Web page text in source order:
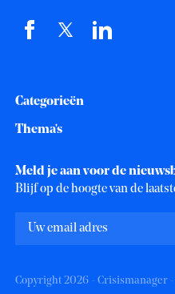
Categorieën
Thema's
Meld je aan voor de
Blijf op de hoogte van de
Copyright 2026 - Crisismanager -